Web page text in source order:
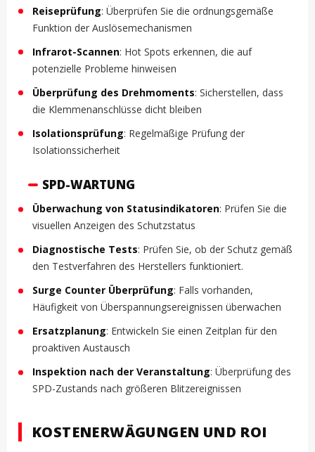
Reiseprüfung: Überprüfen Sie die ordnungsgemäße
Funktion der Auslösemechanismen
Infrarot-Scannen: Hot Spots erkennen, die auf
potenzielle Probleme hinweisen
Überprüfung des Drehmoments: Sicherstellen, dass
die Klemmenanschlüsse dicht bleiben
Isolationsprüfung: Regelmäßige Prüfung der
Isolationssicherheit
SPD-WARTUNG
Überwachung von Statusindikatoren: Prüfen Sie die
visuellen Anzeigen des Schutzstatus
Diagnostische Tests: Prüfen Sie, ob der Schutz gemäß
den Testverfahren des Herstellers funktioniert.
Surge Counter Überprüfung: Falls vorhanden,
Häufigkeit von Überspannungsereignissen überwachen
Ersatzplanung: Entwickeln Sie einen Zeitplan für den
proaktiven Austausch
Inspektion nach der Veranstaltung: Überprüfung des
SPD-Zustands nach größeren Blitzereignissen
KOSTENERWÄGUNGEN UND ROI